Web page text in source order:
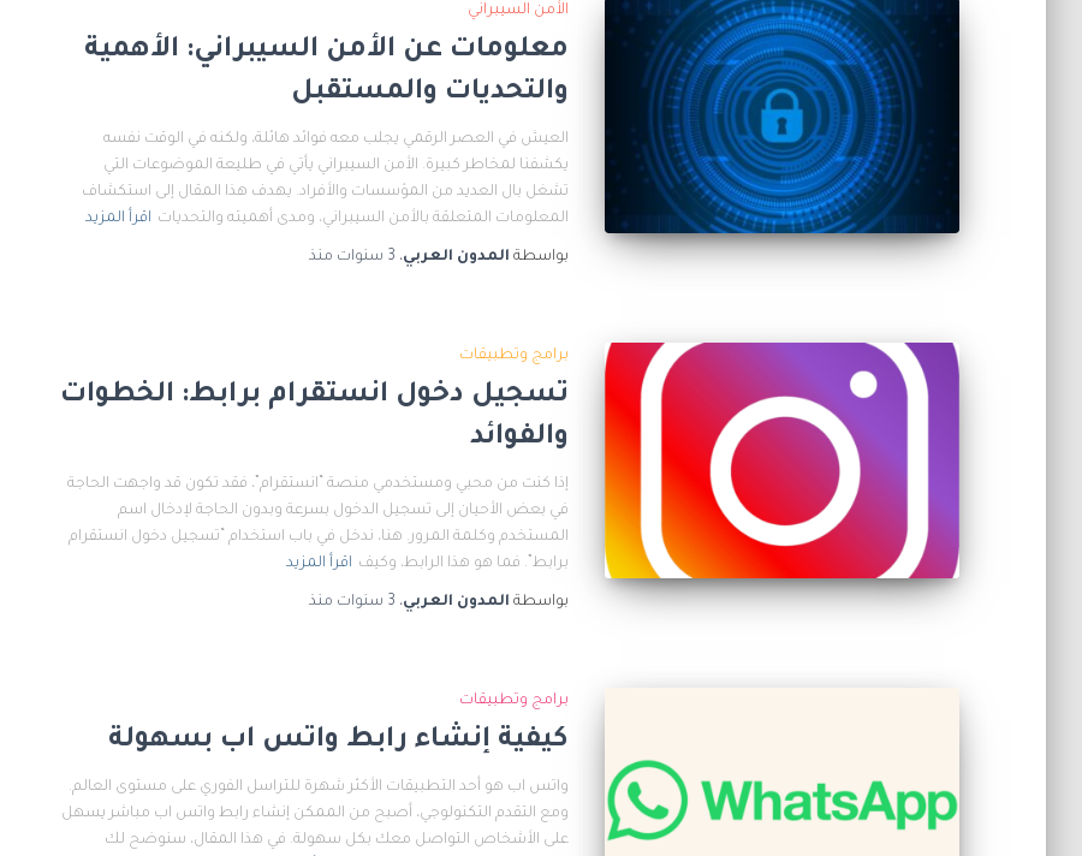
الأمن السيبراني
معلومات عن الأمن السيبراني: الأهمية
والتحديات والمستقبل
العيش في العصر الرقمي يجلب معه فوائد هائلة، ولكنه في الوقت نفسه
يكشفنا لمخاطر كبيرة. الأمن السيبراني يأتي في طليعة الموضوعات التي
تشغل بال العديد من المؤسسات والأفراد. يهدف هذا المقال إلى استكشاف
المعلومات المتعلقة بالأمن السيبراني، ومدى أهميته والتحديات اقرأ المزيد
بواسطة المدون العربي، 3 سنوات منذ
برامج وتطبيقات
تسجيل دخول انستقرام برابط: الخطوات
والفوائد
إذا كنت من محبي ومستخدمي منصة “انستقرام”، فقد تكون قد واجهت الحاجة
في بعض الأحيان إلى تسجيل الدخول بسرعة وبدون الحاجة لإدخال اسم
المستخدم وكلمة المرور. هنا، ندخل في باب استخدام “تسجيل دخول انستقرام
برابط”. فما هو هذا الرابط، وكيف اقرأ المزيد
بواسطة المدون العربي، 3 سنوات منذ
برامج وتطبيقات
كيفية إنشاء رابط واتس اب بسهولة
واتس اب هو أحد التطبيقات الأكثر شهرة للتراسل الفوري على مستوى العالم.
ومع التقدم التكنولوجي، أصبح من الممكن إنشاء رابط واتس اب مباشر يسهل
على الأشخاص التواصل معك بكل سهولة. في هذا المقال، سنوضح لك